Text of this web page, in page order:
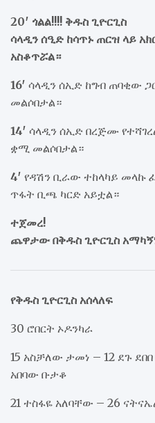
20′ ጎልል!!!! ቅዱስ ጊዮርጊስ
ሳላዲን ሰዒድ ከሳጥኑ ጠርዝ ላይ
አስቆጥሯል።
16′ ሳላዲን ሰኢድ ከግብ ጠባቂው
መልሶበታል።
14′ ሳላዲን ሰኢድ በረጅሙ
ቋሚ መልሶበታል።
4′ የዳሽን ቢራው ተከላካይ መላኩ
ጥፋት ቢጫ ካርድ አይቷል።
ተጀመረ!
ጨዋታው በቅዱስ ጊዮርጊስ
የቅዱስ ጊዮርጊስ አሰላለፍ
30 ሮበርት ኦዶንካራ
15 አስቻለው ታመነ – 12 ደጉ
አበባው ቡታቆ
21 ተስፋዬ አለባቸው – 26